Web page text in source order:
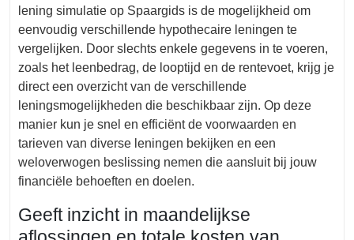
lening simulatie op Spaargids is de mogelijkheid om
eenvoudig verschillende hypothecaire leningen te
vergelijken. Door slechts enkele gegevens in te voeren,
zoals het leenbedrag, de looptijd en de rentevoet, krijg je
direct een overzicht van de verschillende
leningsmogelijkheden die beschikbaar zijn. Op deze
manier kun je snel en efficiënt de voorwaarden en
tarieven van diverse leningen bekijken en een
weloverwogen beslissing nemen die aansluit bij jouw
financiële behoeften en doelen.
Geeft inzicht in maandelijkse